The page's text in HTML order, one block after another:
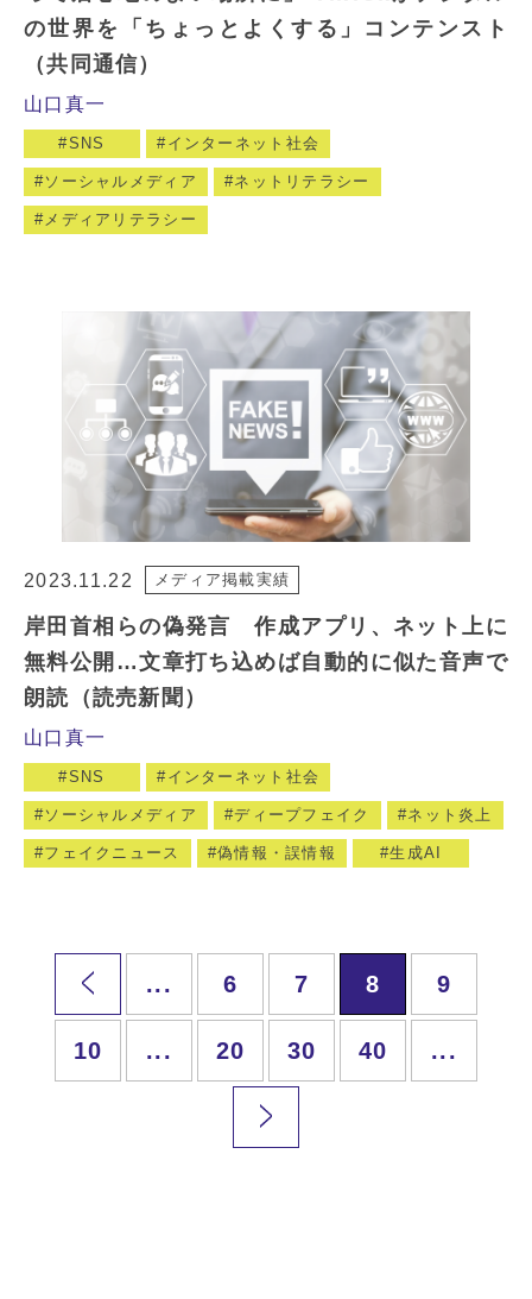
の世界を「ちょっとよくする」コンテンスト
（共同通信）
山口真一
SNS インターネット社会
ソーシャルメディア ネットリテラシー
メディアリテラシー
2023.11.22 メディア掲載実績
岸田首相らの偽発言 作成アプリ、ネット上に
無料公開…文章打ち込めば自動的に似た音声で
朗読（読売新聞）
山口真一
SNS インターネット社会
ソーシャルメディア ディープフェイク ネット炎上
フェイクニュース 偽情報・誤情報 生成AI
... 6 7 8 9
10 ... 20 30 40 ...